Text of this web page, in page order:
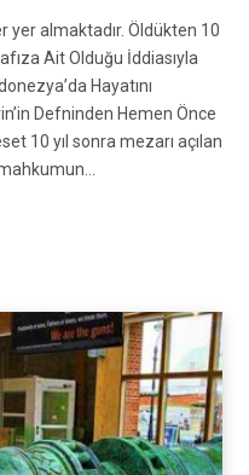
yer almaktadır. Öldükten 10
Ait Olduğu İddiasıyla
Hayatını
Defninden Hemen Önce
10 yıl sonra mezarı açılan